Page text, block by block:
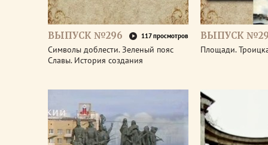
ВЫПУСК №296 117 просмотров
Символы доблести. Зеленый пояс
Славы. История создания
ВЫПУСК
Площади.